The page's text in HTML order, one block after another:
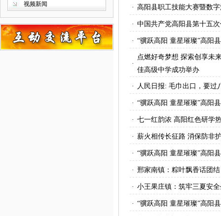
视频新闻 · 高阳县职工技能大赛暨数
· 中国共产党高阳县第十五
· “骥跃高阳 童星璀璨”高阳
·
点燃好奇梦想 探索创享未
佳高级中学成功举办
· 人民日报: 毛巾出口，要过
· “骥跃高阳 童星璀璨”高阳
· 七一红韵浓 高阳红色研学
· 薪火相传长征路 消保防非
· “骥跃高阳 童星璀璨”高阳
· 邢家南镇：粽叶飘香话团
· 小王果庄镇：筑牢三夏安
· “骥跃高阳 童星璀璨”高阳